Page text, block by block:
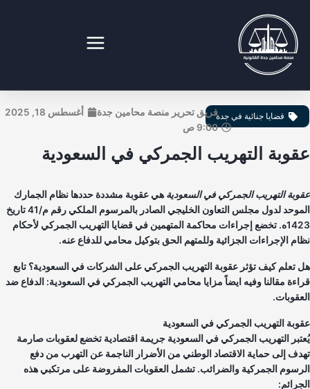
قضايا جنائية في جدة فريق تحرير منصة محامين جدة
أغسطس 18, 2025
9:00 ص
التهريب الجمركي في السعودية
التهريب الجمركي في السعوديةهي عقوبة مشددة حددها نظام الجمارك
الموحد لدول مجلس التعاون الخليجي الصادر بالمرسوم الملكي رقم م/41 تاريخ
1423ه. تخضع إجراءات محاكمة المتهمين في قضايا التهريب الجمركي لأحكام
الإجراءات الجزائية وللمتهم الحق بتوكيل محامي للدفاع عنه.
تعلم كيف تؤثر عقوبة التهريب الجمركي على الشركات في السعودية؟ تابع
مقالنا وفيه ايضاً مزايا محامي التهريب الجمركي في السعودية: الدفاع ضد
التهريب الجمركي في السعودية
التهريب الجمركي في السعودية جريمة اقتصادية تخضع لعقوبات صارمة
إلى حماية الاقتصاد الوطني من الأضرار الناجمة عن التهرب من دفع
الجمركية والضرائب. تشمل العقوبات المفروضة على مرتكبي هذه